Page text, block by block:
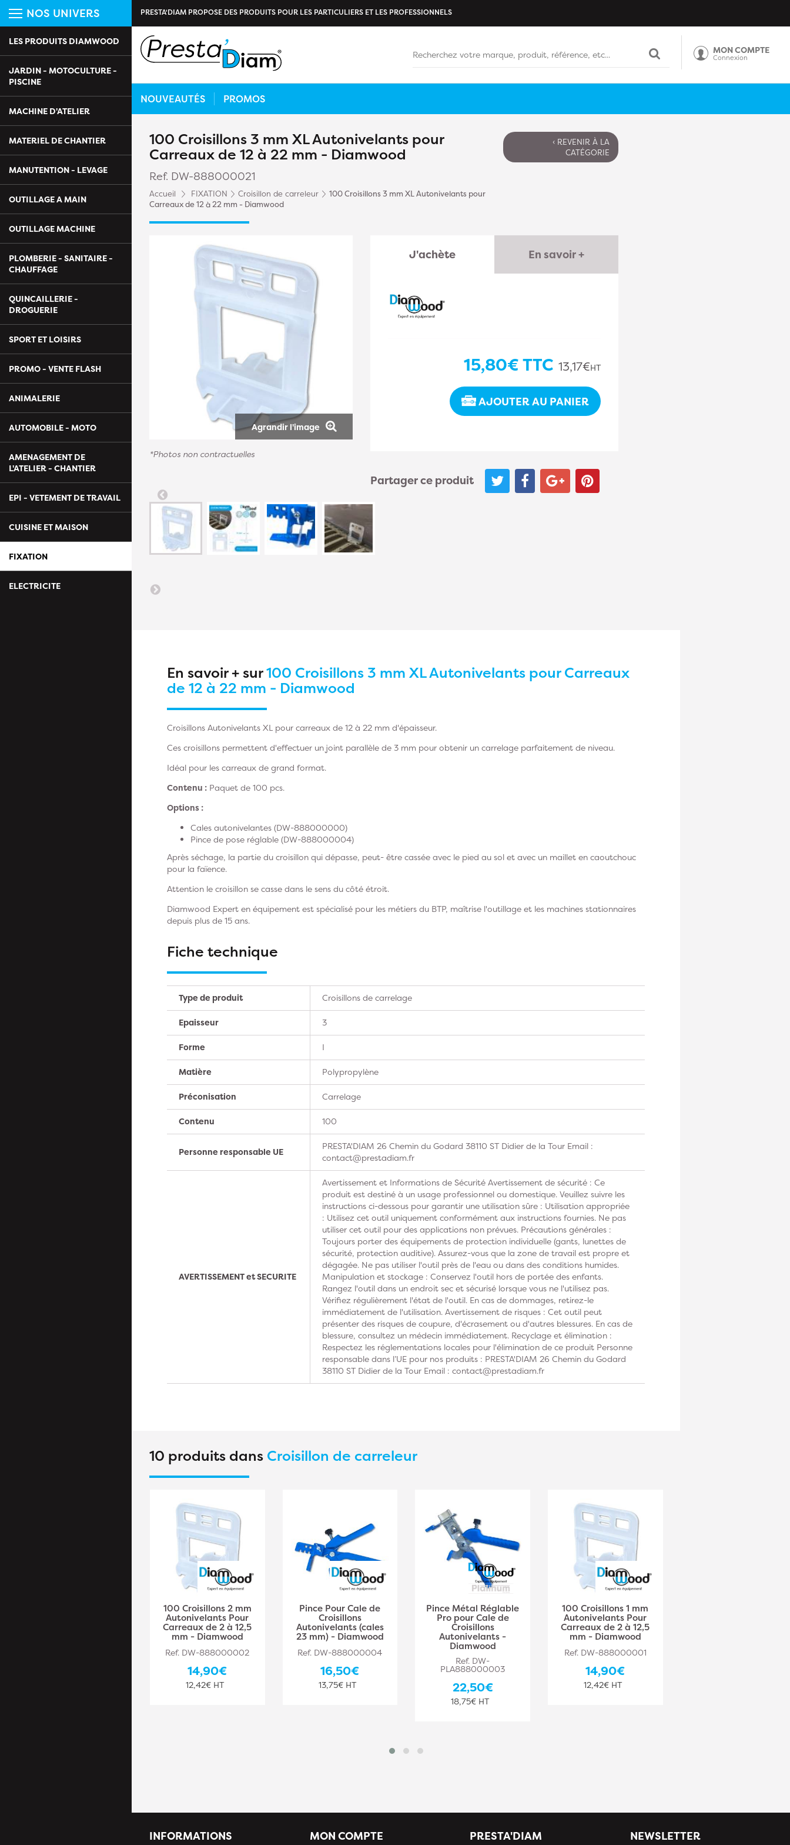
NOS UNIVERS
LES PRODUITS DIAMWOOD
JARDIN - MOTOCULTURE -
PISCINE
MACHINE D'ATELIER
MATERIEL DE CHANTIER
MANUTENTION - LEVAGE
OUTILLAGE A MAIN
OUTILLAGE MACHINE
PLOMBERIE - SANITAIRE -
CHAUFFAGE
QUINCAILLERIE -
DROGUERIE
SPORT ET LOISIRS
PROMO - VENTE FLASH
ANIMALERIE
AUTOMOBILE - MOTO
AMENAGEMENT DE
L'ATELIER - CHANTIER
EPI - VETEMENT DE TRAVAIL
CUISINE ET MAISON
FIXATION
ELECTRICITE
PRESTA'DIAM PROPOSE DES PRODUITS POUR LES PARTICULIERS ET LES PROFESSIONNELS
MON COMPTE
Connexion
NOUVEAUTÉS PROMOS
100 Croisillons 3 mm XL Autonivelants pour
Carreaux de 12 à 22 mm - Diamwood
Ref. DW-888000021
Accueil FIXATION Croisillon de carreleur
100 Croisillons 3 mm XL Autonivelants pour
Carreaux de 12 à 22 mm - Diamwood
‹ REVENIR À LA
CATÉGORIE
Agrandir l'image
*Photos non contractuelles
J'achète En savoir +
15,80€TTC 13,17€HT
AJOUTER AU PANIER
Partager ce produit
En savoir + sur100 Croisillons 3 mm XL Autonivelants pour Carreaux
de 12 à 22 mm - Diamwood
Croisillons Autonivelants XL pour carreaux de 12 à 22 mm d'épaisseur.
Ces croisillons permettent d'effectuer un joint parallèle de 3 mm pour obtenir un carrelage parfaitement de niveau.
Idéal pour les carreaux de grand format.
Contenu : Paquet de 100 pcs.
Options :
Cales autonivelantes (DW-888000000)
Pince de pose réglable (DW-888000004)
Après séchage, la partie du croisillon qui dépasse, peut- être cassée avec le pied au sol et avec un maillet en caoutchouc
pour la faïence.
Attention le croisillon se casse dans le sens du côté étroit.
Diamwood Expert en équipement est spécialisé pour les métiers du BTP, maîtrise l'outillage et les machines stationnaires
depuis plus de 15 ans.
Fiche technique
Type de produit Croisillons de carrelage
Epaisseur 3
Forme I
Matière Polypropylène
Préconisation Carrelage
Contenu 100
Personne responsable UE
PRESTA'DIAM 26 Chemin du Godard 38110 ST Didier de la Tour Email :
contact@prestadiam.fr
AVERTISSEMENT et SECURITE
Avertissement et Informations de Sécurité Avertissement de sécurité : Ce
produit est destiné à un usage professionnel ou domestique. Veuillez suivre les
instructions ci-dessous pour garantir une utilisation sûre : Utilisation appropriée
: Utilisez cet outil uniquement conformément aux instructions fournies. Ne pas
utiliser cet outil pour des applications non prévues. Précautions générales :
Toujours porter des équipements de protection individuelle (gants, lunettes de
sécurité, protection auditive). Assurez-vous que la zone de travail est propre et
dégagée. Ne pas utiliser l'outil près de l'eau ou dans des conditions humides.
Manipulation et stockage : Conservez l'outil hors de portée des enfants.
Rangez l'outil dans un endroit sec et sécurisé lorsque vous ne l'utilisez pas.
Vérifiez régulièrement l'état de l'outil. En cas de dommages, retirez-le
immédiatement de l'utilisation. Avertissement de risques : Cet outil peut
présenter des risques de coupure, d'écrasement ou d'autres blessures. En cas de
blessure, consultez un médecin immédiatement. Recyclage et élimination :
Respectez les réglementations locales pour l'élimination de ce produit Personne
responsable dans l’UE pour nos produits : PRESTA'DIAM 26 Chemin du Godard
38110 ST Didier de la Tour Email : contact@prestadiam.fr
10 produits dans Croisillon de carreleur
100 Croisillons 2 mm
Autonivelants Pour
Carreaux de 2 à 12,5
mm - Diamwood
Ref. DW-888000002
14,90€
12,42€ HT
Pince Pour Cale de
Croisillons
Autonivelants (cales
23 mm) - Diamwood
Ref. DW-888000004
16,50€
13,75€ HT
Pince Métal Réglable
Pro pour Cale de
Croisillons
Autonivelants -
Diamwood
Ref. DW-
PLA888000003
22,50€
18,75€ HT
100 Croisillons 1 mm
Autonivelants Pour
Carreaux de 2 à 12,5
mm - Diamwood
Ref. DW-888000001
14,90€
12,42€ HT
INFORMATIONS MON COMPTE PRESTA'DIAM NEWSLETTER